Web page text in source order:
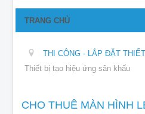
TRANG CHỦ
TỔ CHỨC SỰ KIỆN
THIẾT KẾ
THI CÔNG - LẮP ĐẶT
Thiết bị tạo hiệu ứng sân khấu
CHO THUÊ MÀN HÌNH